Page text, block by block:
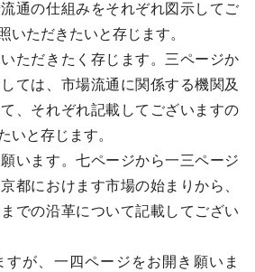
通の仕組みをそれぞれ図示してご
いただきたいと存じます。
ただきたく存じます。三ページか
ては、市場流通に関係する機関及
、それぞれ記載してございますの
いと存じます。
います。七ページから一三ページ
都におけます市場の始まりから、
での沿革について記載してござい
が、一四ページをお開き願いま